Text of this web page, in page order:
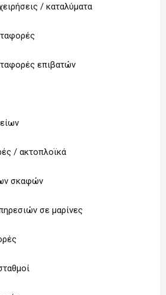
/ καταλύματα
επιβατών
/ ακτοπλοϊκά
σκαφών
σε μαρίνες